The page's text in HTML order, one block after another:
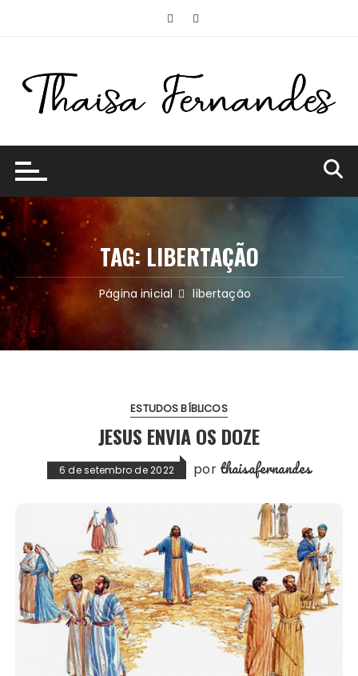
TAG: LIBERTAÇÃO
Página inicial libertação
ESTUDOS BÍBLICOS
JESUS ENVIA OS DOZE
6 de setembro de 2022 por thaisafernandes